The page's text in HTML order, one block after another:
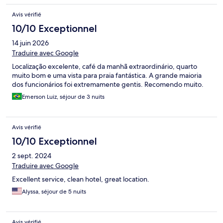
Avis vérifié
10/10 Exceptionnel
14 juin 2026
Traduire avec Google
Localização excelente, café da manhã extraordinário, quarto
muito bom e uma vista para praia fantástica. A grande maioria
dos funcionários foi extremamente gentis. Recomendo muito.
Emerson Luiz, séjour de 3 nuits
Avis vérifié
10/10 Exceptionnel
2 sept. 2024
Traduire avec Google
Excellent service, clean hotel, great location.
Alyssa, séjour de 5 nuits